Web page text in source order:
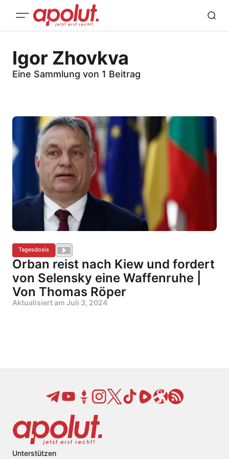
Igor Zhovkva
Eine Sammlung von 1 Beitrag
Tagesdosis
Orban reist nach Kiew und fordert
von Selensky eine Waffenruhe |
Von Thomas Röper
Aktualisiert am Juli 3, 2024
Unterstützen